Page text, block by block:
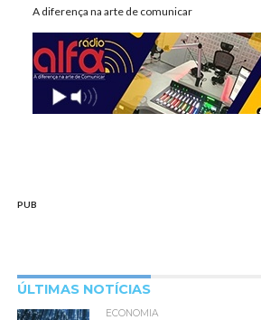
A diferença na arte de comunicar
PUB
ÚLTIMAS NOTÍCIAS
ECONOMIA